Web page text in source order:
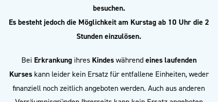
besuchen.
Es besteht jedoch die Möglichkeit am Kurstag ab 10 Uhr die 2
Stunden einzulösen.
Bei Erkrankungihres Kindeswährendeines laufenden
Kurses kann leider kein Ersatz für entfallene Einheiten, weder
finanziell noch zeitlich angeboten werden. Auch aus anderen